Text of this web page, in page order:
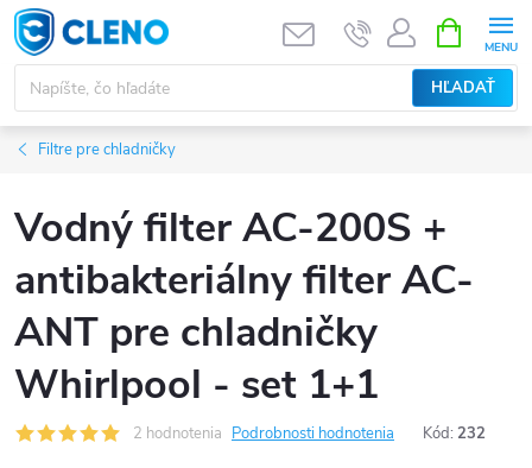
Prejsť
na
obsah
HĽADAŤ
KOŠÍK
Filtre pre chladničky
Vodný filter AC-200S +
antibakteriálny filter AC-
ANT pre chladničky
Whirlpool - set 1+1
2 hodnotenia Podrobnosti hodnotenia Kód: 232